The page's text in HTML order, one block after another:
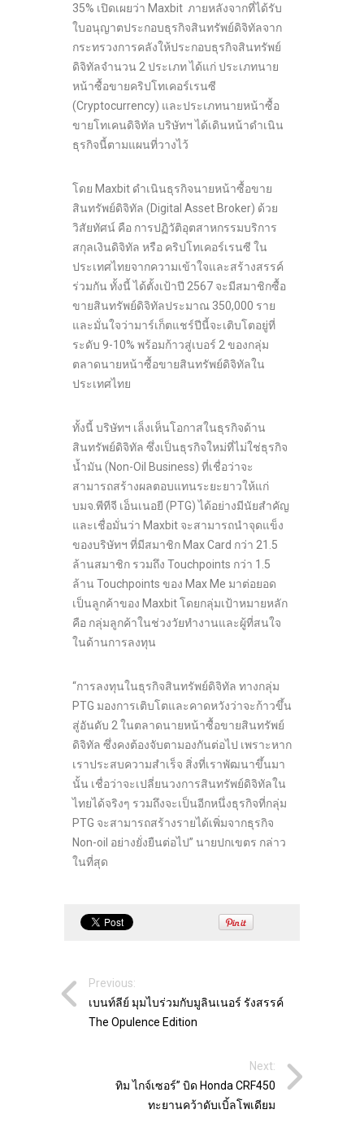
35% เปิดเผยว่า Maxbit ภายหลังจากที่ได้รับ
ใบอนุญาตประกอบธุรกิจสินทรัพย์ดิจิทัลจาก
กระทรวงการคลังให้ประกอบธุรกิจสินทรัพย์
ดิจิทัลจำนวน 2 ประเภท ได้แก่ ประเภทนาย
หน้าซื้อขายคริปโทเคอร์เรนซี
(Cryptocurrency) และประเภทนายหน้าซื้อ
ขายโทเคนดิจิทัล บริษัทฯ ได้เดินหน้าดำเนิน
ธุรกิจนี้ตามแผนที่วางไว้
โดย Maxbit ดำเนินธุรกิจนายหน้าซื้อขาย
สินทรัพย์ดิจิทัล (Digital Asset Broker) ด้วย
วิสัยทัศน์ คือ การปฏิวัติอุตสาหกรรมบริการ
สกุลเงินดิจิทัล หรือ คริปโทเคอร์เรนซี ใน
ประเทศไทยจากความเข้าใจและสร้างสรรค์
ร่วมกัน ทั้งนี้ ได้ตั้งเป้าปี 2567 จะมีสมาชิกซื้อ
ขายสินทรัพย์ดิจิทัลประมาณ 350,000 ราย
และมั่นใจว่ามาร์เก็ตแชร์ปีนี้จะเติบโตอยู่ที่
ระดับ 9-10% พร้อมก้าวสู่เบอร์ 2 ของกลุ่ม
ตลาดนายหน้าซื้อขายสินทรัพย์ดิจิทัลใน
ประเทศไทย
ทั้งนี้ บริษัทฯ เล็งเห็นโอกาสในธุรกิจด้าน
สินทรัพย์ดิจิทัล ซึ่งเป็นธุรกิจใหม่ที่ไม่ใช่ธุรกิจ
น้ำมัน (Non-Oil Business) ที่เชื่อว่าจะ
สามารถสร้างผลตอบแทนระยะยาวให้แก่
บมจ.พีทีจี เอ็นเนอยี (PTG) ได้อย่างมีนัยสำคัญ
และเชื่อมั่นว่า Maxbit จะสามารถนำจุดแข็ง
ของบริษัทฯ ที่มีสมาชิก Max Card กว่า 21.5
ล้านสมาชิก รวมถึง Touchpoints กว่า 1.5
ล้าน Touchpoints ของ Max Me มาต่อยอด
เป็นลูกค้าของ Maxbit โดยกลุ่มเป้าหมายหลัก
คือ กลุ่มลูกค้าในช่วงวัยทำงานและผู้ที่สนใจ
ในด้านการลงทุน
“การลงทุนในธุรกิจสินทรัพย์ดิจิทัล ทางกลุ่ม
PTG มองการเติบโตและคาดหวังว่าจะก้าวขึ้น
สู่อันดับ 2 ในตลาดนายหน้าซื้อขายสินทรัพย์
ดิจิทัล ซึ่งคงต้องจับตามองกันต่อไป เพราะหาก
เราประสบความสำเร็จ สิ่งที่เราพัฒนาขึ้นมา
นั้น เชื่อว่าจะเปลี่ยนวงการสินทรัพย์ดิจิทัลใน
ไทยได้จริงๆ รวมถึงจะเป็นอีกหนึ่งธุรกิจที่กลุ่ม
PTG จะสามารถสร้างรายได้เพิ่มจากธุรกิจ
Non-oil อย่างยั่งยืนต่อไป” นายปกเขตร กล่าว
ในที่สุด
Previous:
เบนท์ลีย์ มุมไบร่วมกับมูลินเนอร์ รังสรรค์
The Opulence Edition
Next:
ทิม ไกจ์เซอร์” บิด Honda CRF450
ทะยานคว้าดับเบิ้ลโพเดียม